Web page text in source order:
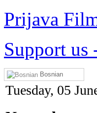
Prijava
Support us
Bosnian
Tuesday, 05